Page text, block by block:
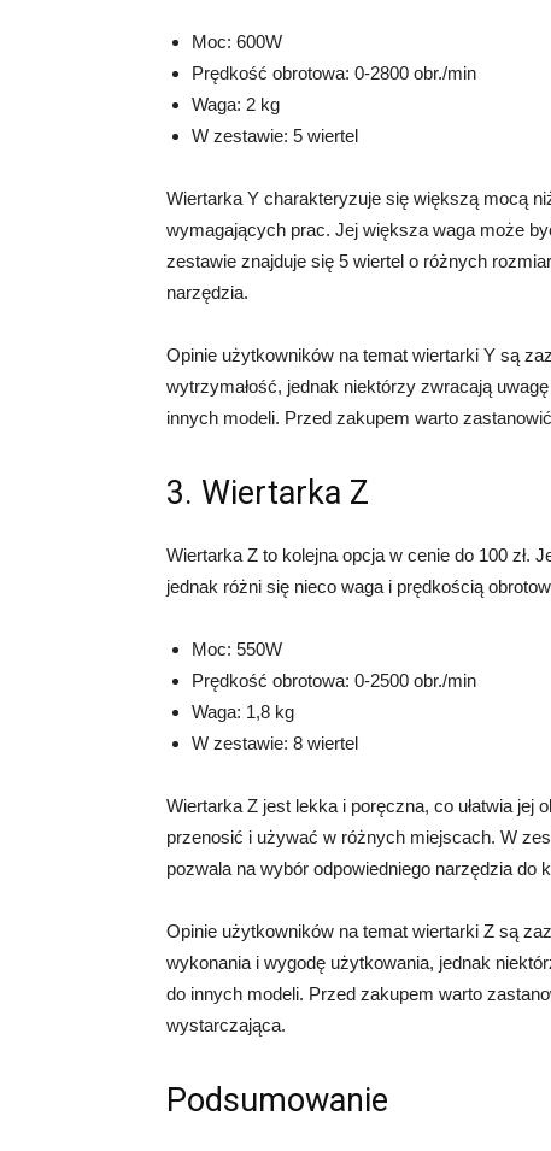
Moc: 600W
Prędkość obrotowa: 0-2800 obr./min
Waga: 2 kg
W zestawie: 5 wiertel
Wiertarka Y charakteryzuje się większą mocą
wymagających prac. Jej większa waga może
zestawie znajduje się 5 wiertel o różnych
narzędzia.
Opinie użytkowników na temat wiertarki Y są
wytrzymałość, jednak niektórzy zwracają
innych modeli. Przed zakupem warto
3. Wiertarka Z
Wiertarka Z to kolejna opcja w cenie do 100 zł.
jednak różni się nieco waga i prędkością
Moc: 550W
Prędkość obrotowa: 0-2500 obr./min
Waga: 1,8 kg
W zestawie: 8 wiertel
Wiertarka Z jest lekka i poręczna, co ułatwia jej
przenosić i używać w różnych miejscach. W
pozwala na wybór odpowiedniego narzędzia do
Opinie użytkowników na temat wiertarki Z są
wykonania i wygodę użytkowania, jednak
do innych modeli. Przed zakupem warto
wystarczająca.
Podsumowanie